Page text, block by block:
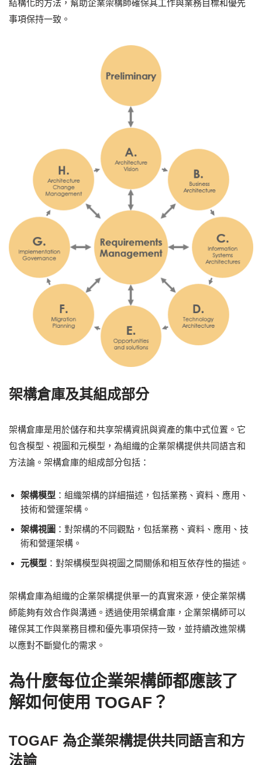
結構化的方法，幫助企業架構師確保其工作與業務目標和優先
事項保持一致。
架構倉庫及其組成部分
架構倉庫是用於儲存和共享架構資訊與資產的集中式位置。它
包含模型、視圖和元模型，為組織的企業架構提供共同語言和
方法論。架構倉庫的組成部分包括：
架構模型 ：組織架構的詳細描述，包括業務、資料、應用、
技術和營運架構。
架構視圖 ：對架構的不同觀點，包括業務、資料、應用、技
術和營運架構。
元模型 ：對架構模型與視圖之間關係和相互依存性的描述。
架構倉庫為組織的企業架構提供單一的真實來源，使企業架構
師能夠有效合作與溝通。透過使用架構倉庫，企業架構師可以
確保其工作與業務目標和優先事項保持一致，並持續改進架構
以應對不斷變化的需求。
為什麼每位企業架構師都應該了
解如何使用 TOGAF？
TOGAF 為企業架構提供共同語言和方
法論